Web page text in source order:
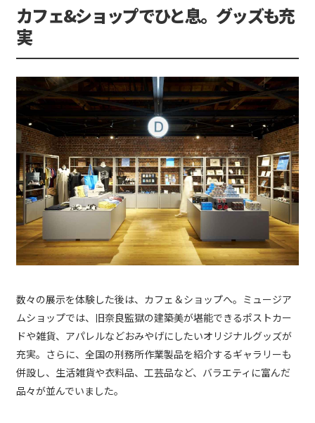
カフェ&ショップでひと息。グッズも充
実
数々の展示を体験した後は、カフェ＆ショップへ。ミュージア
ムショップでは、旧奈良監獄の建築美が堪能できるポストカー
ドや雑貨、アパレルなどおみやげにしたいオリジナルグッズが
充実。さらに、全国の刑務所作業製品を紹介するギャラリーも
併設し、生活雑貨や衣料品、工芸品など、バラエティに富んだ
品々が並んでいました。